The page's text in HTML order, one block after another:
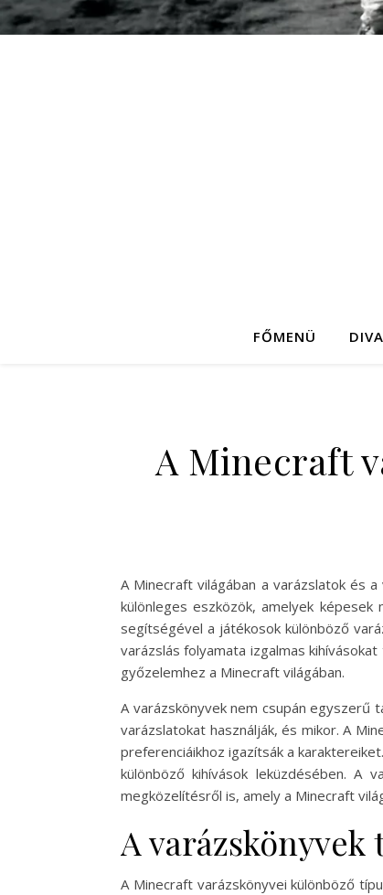
FŐMENÜ
A Minecraft
A Minecraft világában a varázslatok és
különleges eszközök, amelyek
segítségével a játékosok különböző
varázslás folyamata izgalmas
győzelemhez a Minecraft világában.
A varázskönyvek nem csupán egyszerű
varázslatokat használják, és mikor. A
preferenciáikhoz igazítsák a
különböző kihívások leküzdésében. A
megközelítésről is, amely a Minecraft
A varázskönyvek
A Minecraft varázskönyvei különböző